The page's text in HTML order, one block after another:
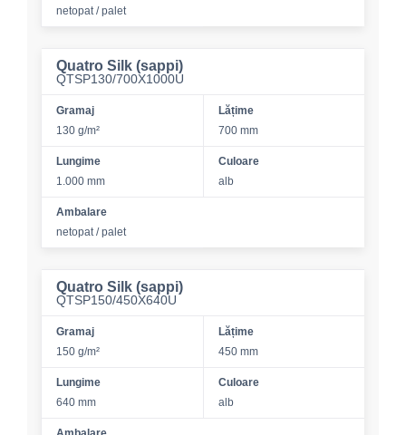
netopat / palet
Quatro Silk (sappi)
QTSP130/700X1000U
Gramaj
130 g/m²
Lățime
700 mm
Lungime
1.000 mm
Culoare
alb
Ambalare
netopat / palet
Quatro Silk (sappi)
QTSP150/450X640U
Gramaj
150 g/m²
Lățime
450 mm
Lungime
640 mm
Culoare
alb